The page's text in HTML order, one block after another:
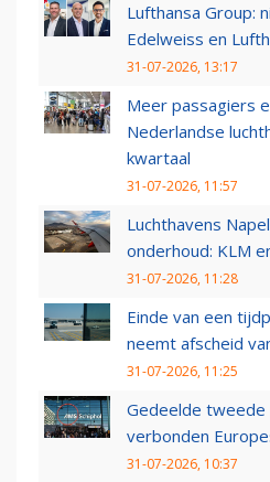
Lufthansa Group:
Edelweiss en
31-07-2026, 13:17
Meer passagiers
Nederlandse
kwartaal
31-07-2026, 11:57
Luchthavens
onderhoud: KLM
31-07-2026, 11:28
Einde van een
neemt afscheid
31-07-2026, 11:25
Gedeelde tweede
verbonden
31-07-2026, 10:37